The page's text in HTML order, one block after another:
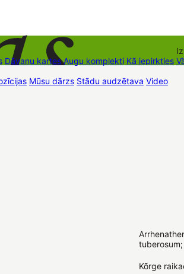
Dāvanu kartes Augu komplekti Kā iepirkties
Mūsu dārzs Stādu audzētava Video
Kõrge